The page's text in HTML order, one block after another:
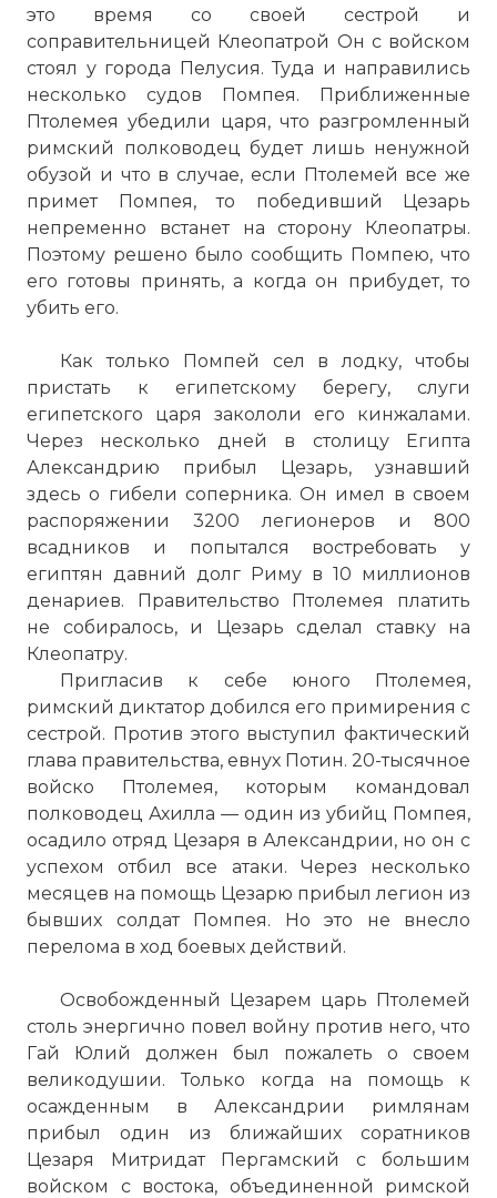
это время со своей сестрой и
соправительницей Клеопатрой Он с войском
стоял у города Пелусия. Туда и направились
несколько судов Помпея. Приближенные
Птолемея убедили царя, что разгромленный
римский полководец будет лишь ненужной
обузой и что в случае, если Птолемей все же
примет Помпея, то победивший Цезарь
непременно встанет на сторону Клеопатры.
Поэтому решено было сообщить Помпею, что
его готовы принять, а когда он прибудет, то
убить его.
Как только Помпей сел в лодку, чтобы
пристать к египетскому берегу, слуги
египетского царя закололи его кинжалами.
Через несколько дней в столицу Египта
Александрию прибыл Цезарь, узнавший
здесь о гибели соперника. Он имел в своем
распоряжении 3200 легионеров и 800
всадников и попытался востребовать у
египтян давний долг Риму в 10 миллионов
денариев. Правительство Птолемея платить
не собиралось, и Цезарь сделал ставку на
Клеопатру.
Пригласив к себе юного Птолемея,
римский диктатор добился его примирения с
сестрой. Против этого выступил фактический
глава правительства, евнух Потин. 20-тысячное
войско Птолемея, которым командовал
полководец Ахилла — один из убийц Помпея,
осадило отряд Цезаря в Александрии, но он с
успехом отбил все атаки. Через несколько
месяцев на помощь Цезарю прибыл легион из
бывших солдат Помпея. Но это не внесло
перелома в ход боевых действий.
Освобожденный Цезарем царь Птолемей
столь энергично повел войну против него, что
Гай Юлий должен был пожалеть о своем
великодушии. Только когда на помощь к
осажденным в Александрии
римлянам
прибыл один из ближайших соратников
Цезаря Митридат Пергамский с большим
войском с востока, объединенной римской